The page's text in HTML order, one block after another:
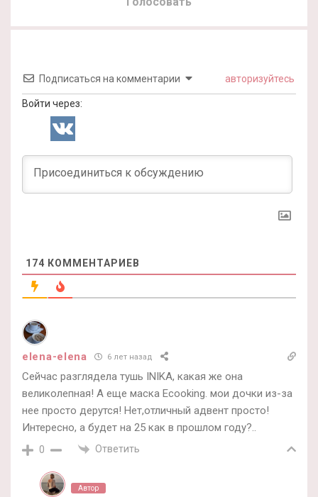
Подписаться на комментарии авторизуйтесь
Войти через:
174 КОММЕНТАРИЕВ
elena-elena 6 лет назад
Сейчас разглядела тушь INIKA, какая же она
великолепная! А еще маска Ecooking. мои дочки из-за
нее просто дерутся! Нет,отличный адвент просто!
Интересно, а будет на 25 как в прошлом году?..
0 Ответить
Автор